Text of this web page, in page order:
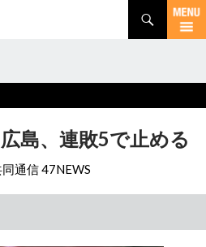
島、連敗5で止める
通信 47NEWS